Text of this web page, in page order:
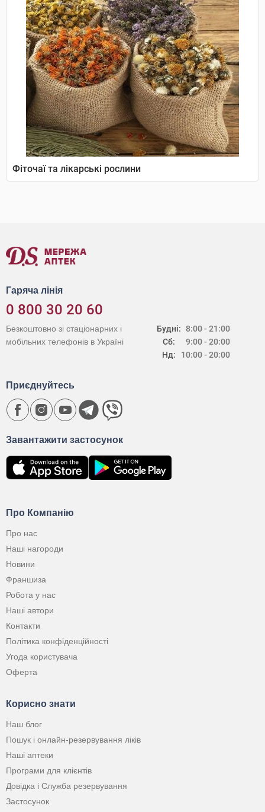
Фіточаї та лікарські рослини
Гаряча лінія
0 800 30 20 60
Будні:
Сб:
Нд:
8:00 - 21:00
9:00 - 20:00
10:00 - 20:00
Безкоштовно зі стаціонарних і
мобільних телефонів в Україні
Про Компанію
Про нас
Наші нагороди
Новини
Франшиза
Робота у нас
Наші автори
Контакти
Політика конфіденційності
Угода користувача
Оферта
Корисно знати
Наш блог
Пошук і онлайн-резервування ліків
Наші аптеки
Програми для клієнтів
Довідка і Служба резервування
Застосунок
Завантажити застосунок
Приєднуйтесь